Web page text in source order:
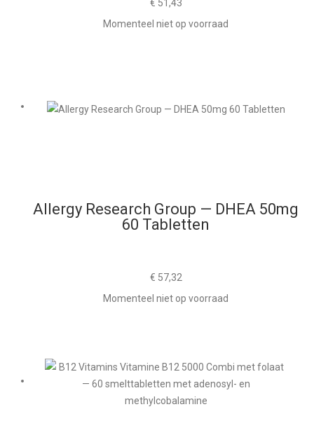
€ 51,43
Momenteel niet op voorraad
Allergy Research Group — DHEA 50mg
60 Tabletten
€ 57,32
Momenteel niet op voorraad